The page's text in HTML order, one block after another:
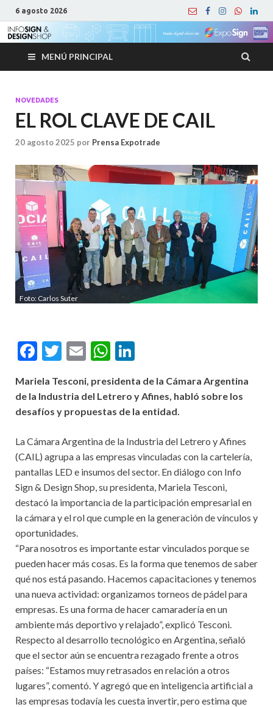
6 agosto 2026
MENÚ PRINCIPAL
NOVEDADES
EL ROL CLAVE DE CAIL
20 agosto 2025 por Prensa Expotrade
Foto: Carlos Suter
F
e
b
o
k
T
itt
er
E
ai
l
W
at
s
p
p
ke
dI
Mariela Tesconi, presidenta de la Cámara Argentina
de la Industria del Letrero y Afines, habló sobre los
desafíos y propuestas de la entidad.
La Cámara Argentina de la Industria del Letrero y Afines
(CAIL) agrupa a las empresas vinculadas con la cartelería,
pantallas LED e insumos del sector. En diálogo con Info
Sign & Design Shop, su presidenta, Mariela Tesconi,
destacó la importancia de la participación empresarial en
la cámara y el rol que cumple en la generación de vínculos y
oportunidades.
“Para nosotros es importante estar vinculados porque se
pueden hacer más cosas. Es la forma que tenemos de saber
qué nos está pasando. Hacemos capacitaciones y tenemos
una nueva actividad: organizamos torneos de pádel para
empresas. Es una forma de hacer camaradería en un
ambiente más deportivo y relajado”, explicó Tesconi.
Respecto al desarrollo tecnológico en Argentina, señaló
que el sector aún se encuentra rezagado frente a otros
países: “Estamos muy retrasados en relación a otros
lugares”, comentó. Y agregó que en inteligencia artificial a
las empresas todavía les cuesta invertir, pero estima que